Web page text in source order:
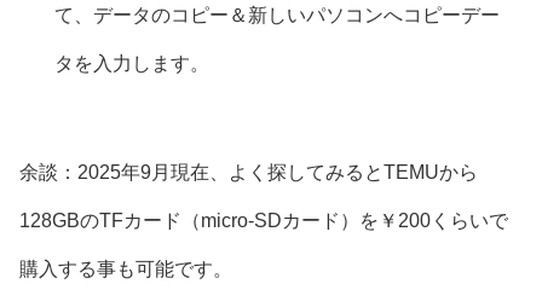
て、データのコピー＆新しいパソコンへコピーデー
タを入力します。
余談：2025年9月現在、よく探してみるとTEMUから
128GBのTFカード（micro-SDカード）を￥200くらいで
購入する事も可能です。